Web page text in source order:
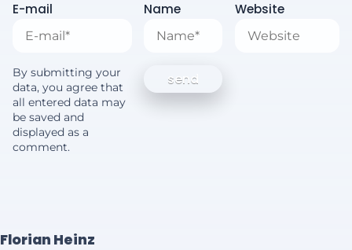
E-mail Name Website
By submitting your
data, you agree that
all entered data may
be saved and
displayed as a
comment.
Florian Heinz